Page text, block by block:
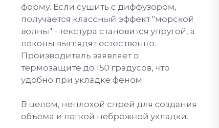
форму. Если сушить с диффузором,
получается классный эффект "морской
волны" - текстура становится упругой, а
локоны выглядят естественно.
Производитель заявляет о
термозащите до 150 градусов, что
удобно при укладке феном.
В целом, неплохой спрей для создания
объема и легкой небрежной укладки.